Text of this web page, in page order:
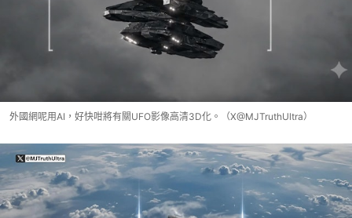
外國網呢用AI，好快咁將有關UFO影像高清3D化。（X@MJTruthUltra）